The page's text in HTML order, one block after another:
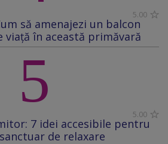
5.00
să amenajezi un balcon
în această primăvară
5 5.00
7 idei accesibile pentru
de relaxare